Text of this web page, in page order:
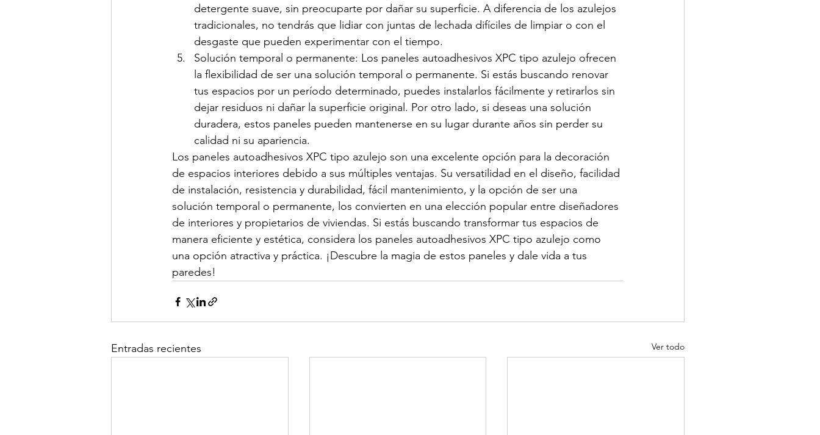
detergente suave, sin preocuparte por dañar su superficie. A diferencia de los azulejos
tradicionales, no tendrás que lidiar con juntas de lechada difíciles de limpiar o con el
desgaste que pueden experimentar con el tiempo.
Solución temporal o permanente: Los paneles autoadhesivos XPC tipo azulejo ofrecen
la flexibilidad de ser una solución temporal o permanente. Si estás buscando renovar
tus espacios por un período determinado, puedes instalarlos fácilmente y retirarlos sin
dejar residuos ni dañar la superficie original. Por otro lado, si deseas una solución
duradera, estos paneles pueden mantenerse en su lugar durante años sin perder su
calidad ni su apariencia.
Los paneles autoadhesivos XPC tipo azulejo son una excelente opción para la decoración
de espacios interiores debido a sus múltiples ventajas. Su versatilidad en el diseño, facilidad
de instalación, resistencia y durabilidad, fácil mantenimiento, y la opción de ser una
solución temporal o permanente, los convierten en una elección popular entre diseñadores
de interiores y propietarios de viviendas. Si estás buscando transformar tus espacios de
manera eficiente y estética, considera los paneles autoadhesivos XPC tipo azulejo como
una opción atractiva y práctica. ¡Descubre la magia de estos paneles y dale vida a tus
paredes!
Entradas recientes Ver todo